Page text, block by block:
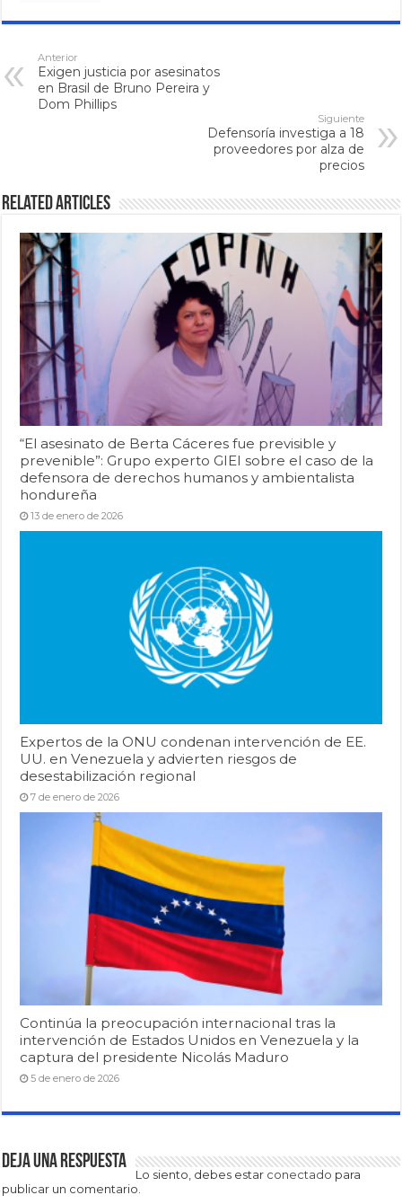
Anterior
Exigen justicia por asesinatos
en Brasil de Bruno Pereira y
Dom Phillips
Siguiente
Defensoría investiga a 18
proveedores por alza de
precios
Related Articles
“El asesinato de Berta Cáceres fue previsible y
prevenible”: Grupo experto GIEI sobre el caso de la
defensora de derechos humanos y ambientalista
hondureña
13 de enero de 2026
Expertos de la ONU condenan intervención de EE.
UU. en Venezuela y advierten riesgos de
desestabilización regional
7 de enero de 2026
Continúa la preocupación internacional tras la
intervención de Estados Unidos en Venezuela y la
captura del presidente Nicolás Maduro
5 de enero de 2026
Deja una respuesta
Lo siento, debes estar conectado para
publicar un comentario.